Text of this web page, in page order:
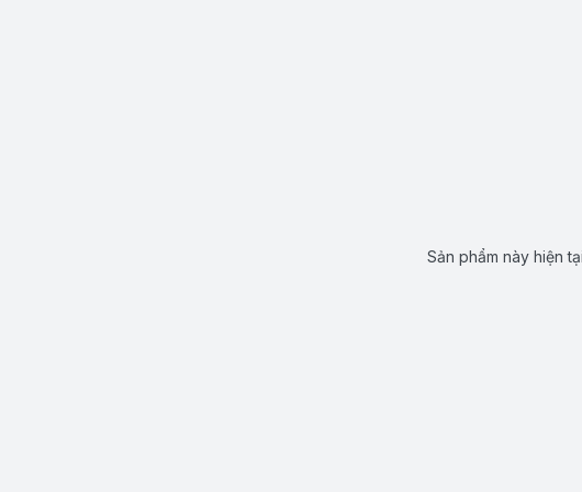
Sản phẩm này hiện